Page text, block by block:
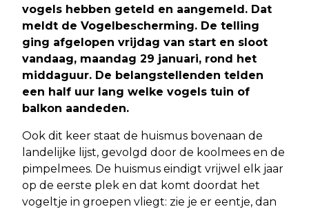
vogels hebben geteld en aangemeld. Dat
meldt de Vogelbescherming. De telling
ging afgelopen vrijdag van start en sloot
vandaag, maandag 29 januari, rond het
middaguur. De belangstellenden telden
een half uur lang welke vogels tuin of
balkon aandeden.
Ook dit keer staat de huismus bovenaan de
landelijke lijst, gevolgd door de koolmees en de
pimpelmees. De huismus eindigt vrijwel elk jaar
op de eerste plek en dat komt doordat het
vogeltje in groepen vliegt: zie je er eentje, dan